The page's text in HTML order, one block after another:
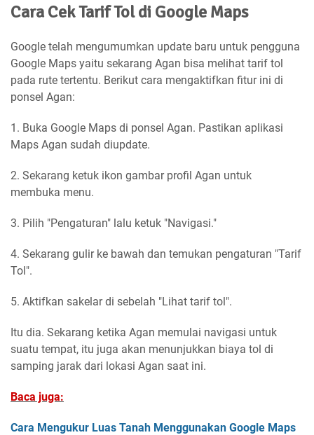
Cara Cek Tarif Tol di Google Maps
Google telah mengumumkan update baru untuk pengguna
Google Maps yaitu sekarang Agan bisa melihat tarif tol
pada rute tertentu. Berikut cara mengaktifkan fitur ini di
ponsel Agan:
1. Buka Google Maps di ponsel Agan. Pastikan aplikasi
Maps Agan sudah diupdate.
2. Sekarang ketuk ikon gambar profil Agan untuk
membuka menu.
3. Pilih "Pengaturan" lalu ketuk "Navigasi."
4. Sekarang gulir ke bawah dan temukan pengaturan "Tarif
Tol".
5. Aktifkan sakelar di sebelah "Lihat tarif tol".
Itu dia. Sekarang ketika Agan memulai navigasi untuk
suatu tempat, itu juga akan menunjukkan biaya tol di
samping jarak dari lokasi Agan saat ini.
Baca juga:
Cara Mengukur Luas Tanah Menggunakan Google Maps